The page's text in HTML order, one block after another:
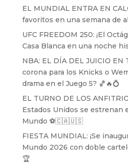
EL MUNDIAL ENTRA EN
favoritos en una semana de
UFC FREEDOM 250: ¡El
Casa Blanca en una noche
NBA: EL DÍA DEL JUICIO EN
corona para los Knicks o
drama en el Juego 5? 🏀🔥💍
EL TURNO DE LOS
Estados Unidos se estrenan
Mundo ⚽️🇨🇦🇺🇸
FIESTA MUNDIAL: ¡Se
Mundo 2026 con doble
🏆